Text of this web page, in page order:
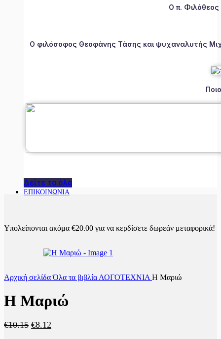
Ο π.
Ο φιλόσοφος Θεοφάνης Τάσης και ψυχαναλυτής
Δείτε τα όλα
ΕΠΙΚΟΙΝΩΝΙΑ
Υπολείπονται ακόμα €20.00 για να κερδίσετε δωρεάν μεταφορικά!
Αρχική σελίδαΌλα τα βιβλία ΛΟΓΟΤΕΧΝΙΑ Η Μαριώ
Η Μαριώ
€10.15 Original
€8.12